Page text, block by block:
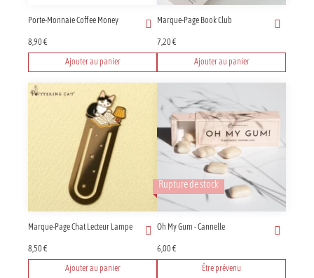
Porte-Monnaie Coffee Money
8,90€
Ajouter au panier
Marque-Page Book Club
7,20€
Ajouter au panier
Marque-Page Chat Lecteur Lampe
8,50€
Ajouter au panier
Rupture de stock
Oh My Gum - Cannelle
6,00€
Être prévenu